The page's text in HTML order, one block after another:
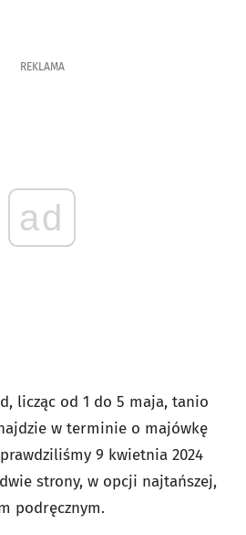
REKLAMA
ad
licząc od 1 do 5 maja, tanio
w terminie o majówkę
9 kwietnia 2024
strony, w opcji najtańszej,
podręcznym.